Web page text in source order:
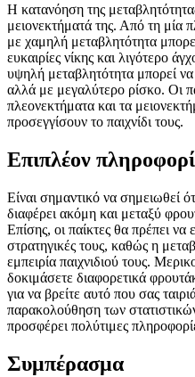
Η κατανόηση της
μειονεκτήματά της. Από τη μία
με χαμηλή μεταβλητότητα
ευκαιρίες νίκης και λιγότερο
υψηλή μεταβλητότητα μπορεί
αλλά με μεγαλύτερο ρίσκο. Οι
πλεονεκτήματα και τα
προσεγγίσουν το παιχνίδι τους.
Επιπλέον
Είναι σημαντικό να σημειωθεί
διαφέρει ακόμη και μεταξύ
Επίσης, οι παίκτες θα πρέπει να
στρατηγικές τους, καθώς η
εμπειρία παιχνιδιού τους.
δοκιμάσετε διαφορετικά
για να βρείτε αυτό που σας
παρακολούθηση των
προσφέρει πολύτιμες
Συμπέρασμα